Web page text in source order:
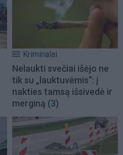
Kriminalai
Nelaukti svečiai išėjo ne
tik su „lauktuvėmis“: į
nakties tamsą išsivedė ir
merginą (3)